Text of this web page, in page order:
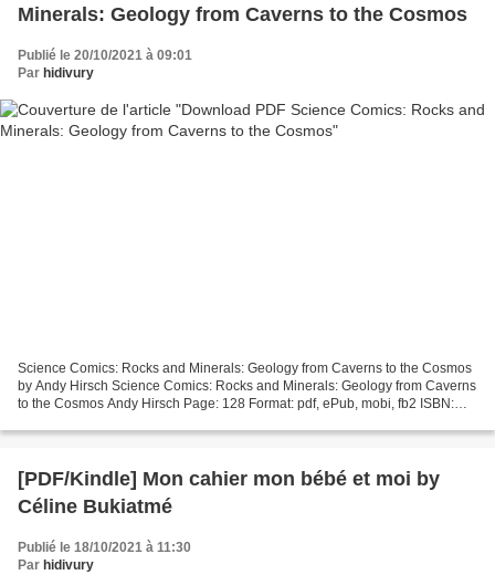
Minerals: Geology from Caverns to the Cosmos
Publié le 20/10/2021 à 09:01
Par hidivury
Science Comics: Rocks and Minerals: Geology from Caverns to the Cosmos
by Andy Hirsch Science Comics: Rocks and Minerals: Geology from Caverns
to the Cosmos Andy Hirsch Page: 128 Format: pdf, ePub, mobi, fb2 ISBN:
[PDF/Kindle] Mon cahier mon bébé et moi by
Céline Bukiatmé
Publié le 18/10/2021 à 11:30
Par hidivury